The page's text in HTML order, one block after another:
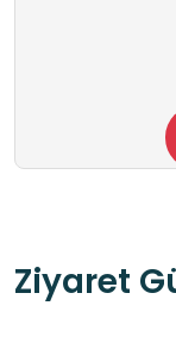
Ziyaret